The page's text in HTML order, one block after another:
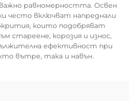
равномерността. Освен
често включват напреднали
които подобряват
стареене, корозия и износ,
ефективност при
вътре, така и навън.